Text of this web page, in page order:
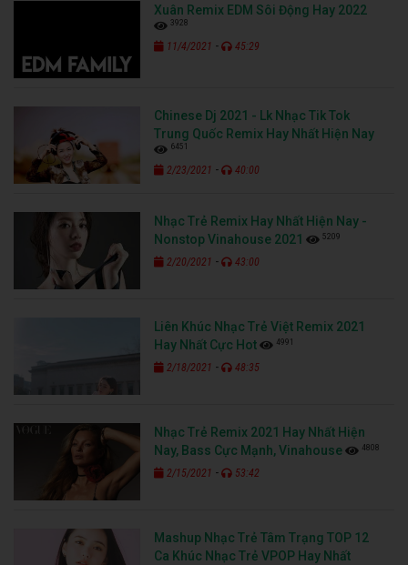
Xuân Remix EDM Sôi Động Hay 2022
3928
11/4/2021 - 45:29
Chinese Dj 2021 - Lk Nhạc Tik Tok
Trung Quốc Remix Hay Nhất Hiện Nay
6451
2/23/2021 - 40:00
Nhạc Trẻ Remix Hay Nhất Hiện Nay -
Nonstop Vinahouse 2021
5209
2/20/2021 - 43:00
Liên Khúc Nhạc Trẻ Việt Remix 2021
Hay Nhất Cực Hot
4991
2/18/2021 - 48:35
Nhạc Trẻ Remix 2021 Hay Nhất Hiện
Nay, Bass Cực Mạnh, Vinahouse
4808
2/15/2021 - 53:42
Mashup Nhạc Trẻ Tâm Trạng TOP 12
Ca Khúc Nhạc Trẻ VPOP Hay Nhất